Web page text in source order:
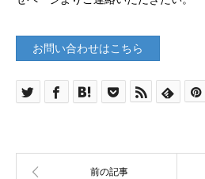
お問い合わせはこちら